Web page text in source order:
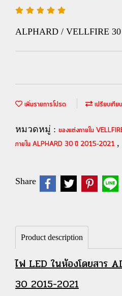
ALPHARD / VELLFIRE
เพิ่มรายการโปรด เปรียบเทียบ
หมวดหมู่ : ของแต่งภายใน
ภายใน ALPHARD 30 ปี 2015-2021 ,
Share
Product description
ไฟ LED ในห้องโดยสาร
30 2015-2021